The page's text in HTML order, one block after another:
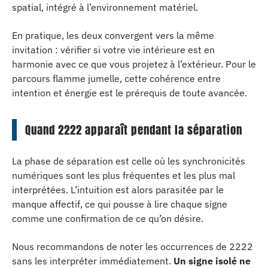
spatial, intégré à l’environnement matériel.
En pratique, les deux convergent vers la même
invitation : vérifier si votre vie intérieure est en
harmonie avec ce que vous projetez à l’extérieur. Pour le
parcours flamme jumelle, cette cohérence entre
intention et énergie est le prérequis de toute avancée.
Quand 2222 apparaît pendant la séparation
La phase de séparation est celle où les synchronicités
numériques sont les plus fréquentes et les plus mal
interprétées. L’intuition est alors parasitée par le
manque affectif, ce qui pousse à lire chaque signe
comme une confirmation de ce qu’on désire.
Nous recommandons de noter les occurrences de 2222
sans les interpréter immédiatement. Un signe isolé ne